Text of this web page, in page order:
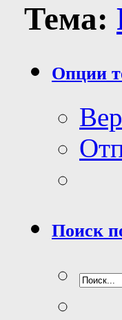
Тема:
Опции
Поиск